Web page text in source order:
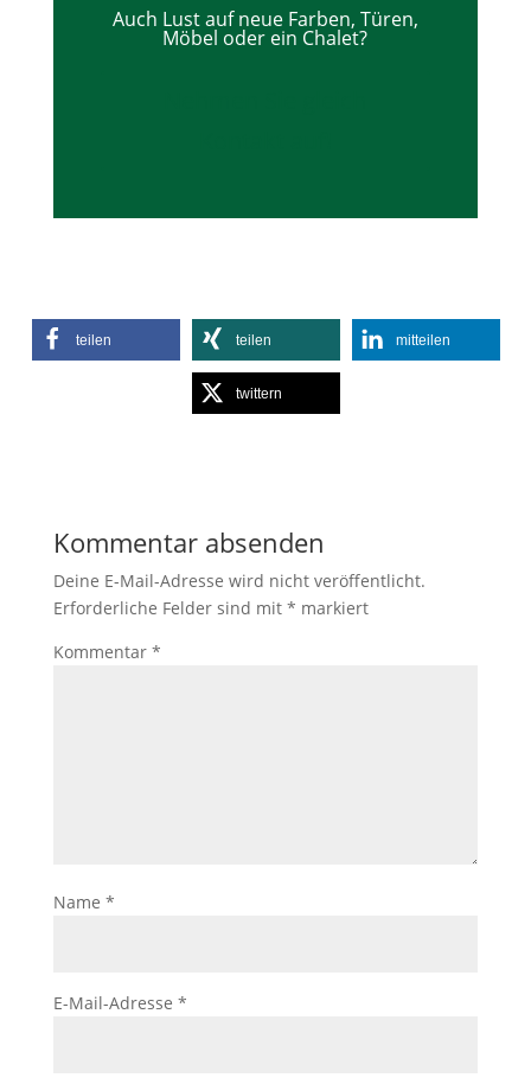
Auch Lust auf neue Farben, Türen,
Möbel oder ein Chalet?
teilen teilen mitteilen
twittern
Kommentar absenden
Deine E-Mail-Adresse wird nicht veröffentlicht.
Erforderliche Felder sind mit * markiert
Kommentar *
Name *
E-Mail-Adresse *